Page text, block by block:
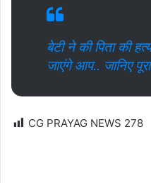
बेटी ने की पिता की
जाएंगे आप.. जानिए
CG PRAYAG NEWS 278